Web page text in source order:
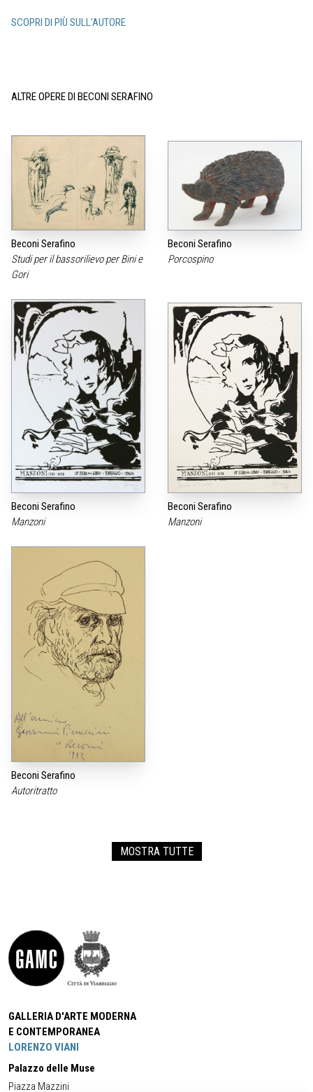
SCOPRI DI PIÙ SULL'AUTORE
ALTRE OPERE DI BECONI SERAFINO
Beconi Serafino
Studi per il bassorilievo per Bini e
Gori
Beconi Serafino
Porcospino
Beconi Serafino
Manzoni
Beconi Serafino
Manzoni
Beconi Serafino
Autoritratto
MOSTRA TUTTE
GALLERIA D'ARTE MODERNA
E CONTEMPORANEA
LORENZO VIANI
Palazzo delle Muse
Piazza Mazzini